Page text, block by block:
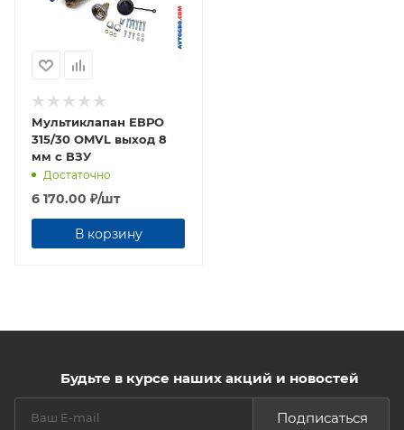
Мультиклапан ЕВРО
315/30 OMVL выход 8
мм с ВЗУ
Достаточно
6 170.00 ₽/шт
В корзину
Будьте в курсе наших акций и новостей
Подписаться